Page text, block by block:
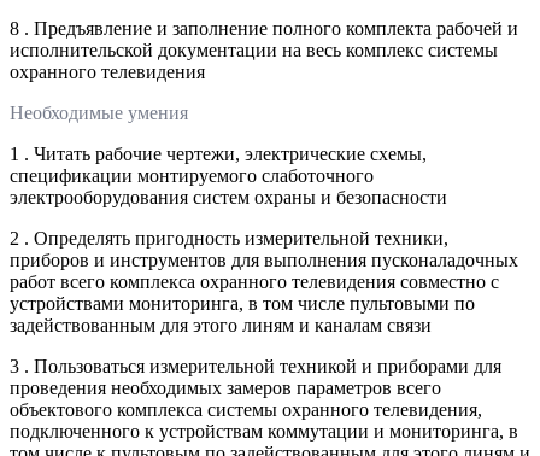
8 . Предъявление и заполнение полного комплекта рабочей и
исполнительской документации на весь комплекс системы
охранного телевидения
Необходимые умения
1 . Читать рабочие чертежи, электрические схемы,
спецификации монтируемого слаботочного
электрооборудования систем охраны и безопасности
2 . Определять пригодность измерительной техники,
приборов и инструментов для выполнения пусконаладочных
работ всего комплекса охранного телевидения совместно с
устройствами мониторинга, в том числе пультовыми по
задействованным для этого линям и каналам связи
3 . Пользоваться измерительной техникой и приборами для
проведения необходимых замеров параметров всего
объектового комплекса системы охранного телевидения,
подключенного к устройствам коммутации и мониторинга, в